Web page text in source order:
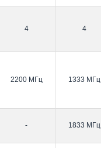
4 4
2200 МГц 1333 МГц
- 1833 МГц